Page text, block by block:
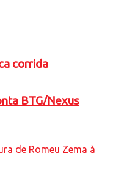
corrida
BTG/Nexus